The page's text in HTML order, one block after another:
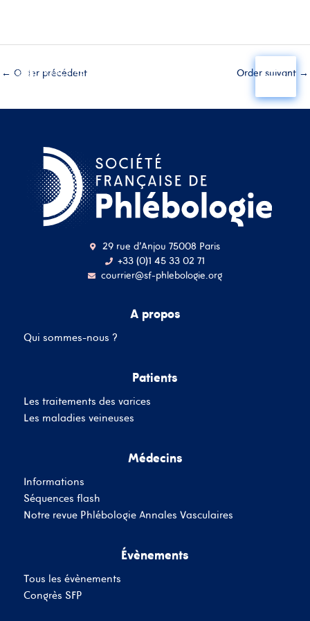
← Order précédent Order suivant →
29 rue d'Anjou 75008 Paris
+33 (0)1 45 33 02 71
courrier@sf-phlebologie.org
A propos
Qui sommes-nous ?
Patients
Les traitements des varices
Les maladies veineuses
Médecins
Informations
Séquences flash
Notre revue Phlébologie Annales Vasculaires
Évènements
Tous les évènements
Congrès SFP
adresse mail
Se souvenir de moi
SE CONNECTER
Inscrivez-Vous